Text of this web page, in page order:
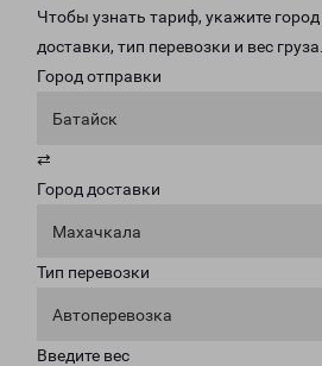
Чтобы узнать тариф, укажите
доставки, тип перевозки и вес груза.
Город отправки
Батайск
⇄
Город доставки
Махачкала
Тип перевозки
Автоперевозка
Введите вес